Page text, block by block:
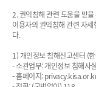
2. 권익침해 관련 도움을 받
이용자의 권익침해 관련 자
다.
1) 개인정보 침해신고센터 (
- 소관업무: 개인정보 침해사
- 홈페이지: